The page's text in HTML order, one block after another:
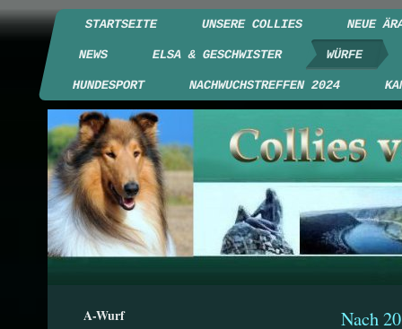
STARTSEITE UNSERE COLLIES NEUE
NEWS ELSA & GESCHWISTER WÜRFE
HUNDESPORT NACHWUCHSTREFFEN 2024
Nach
A-Wurf